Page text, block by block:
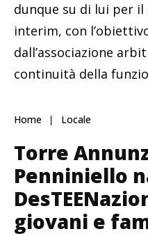
dunque su di lui per
interim, con
dall’associazione
continuità della
Home Locale
Torre
Penniniello
giovani e